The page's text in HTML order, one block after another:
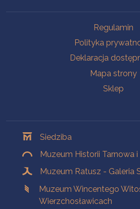
Regulamin
Polityka
Deklaracja
Mapa strony
Sklep
Siedziba
Muzeum Historii Tarnowa
Muzeum Ratusz - Galeria
Muzeum Wincentego
Wierzchosławicach